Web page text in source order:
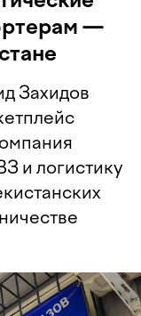
—
Захидов
и логистику